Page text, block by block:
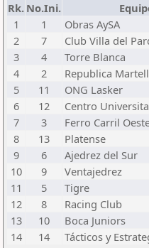
Rk. No.Ini.
1
1 Obras AySA
2
7 Club Villa del
3
4 Torre Blanca
4
2 Republica
5
11 ONG Lasker
6
12 Centro
7
3 Ferro Carril
8
13 Platense
9
6 Ajedrez del Sur
10
9 Ventajedrez
11
5 Tigre
12
8 Racing Club
13
10 Boca Juniors
14
14 Tácticos y